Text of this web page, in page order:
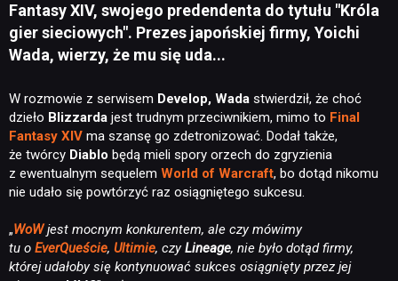
Fantasy XIV, swojego predendenta do tytułu "Króla
gier sieciowych". Prezes japońskiej firmy, Yoichi
Wada, wierzy, że mu się uda...
W rozmowie z serwisem Develop, Wada stwierdził, że choć
dzieło Blizzarda jest trudnym przeciwnikiem, mimo to Final
Fantasy XIV ma szansę go zdetronizować. Dodał także,
że twórcy Diablo będą mieli spory orzech do zgryzienia
z ewentualnym sequelem World of Warcraft, bo dotąd nikomu
nie udało się powtórzyć raz osiągniętego sukcesu.
„WoWjest mocnym konkurentem, ale czy mówimy
tu o EverQueście, Ultimie, czyLineage, nie było dotąd firmy,
której udałoby się kontynuować sukces osiągniętyprzez jej